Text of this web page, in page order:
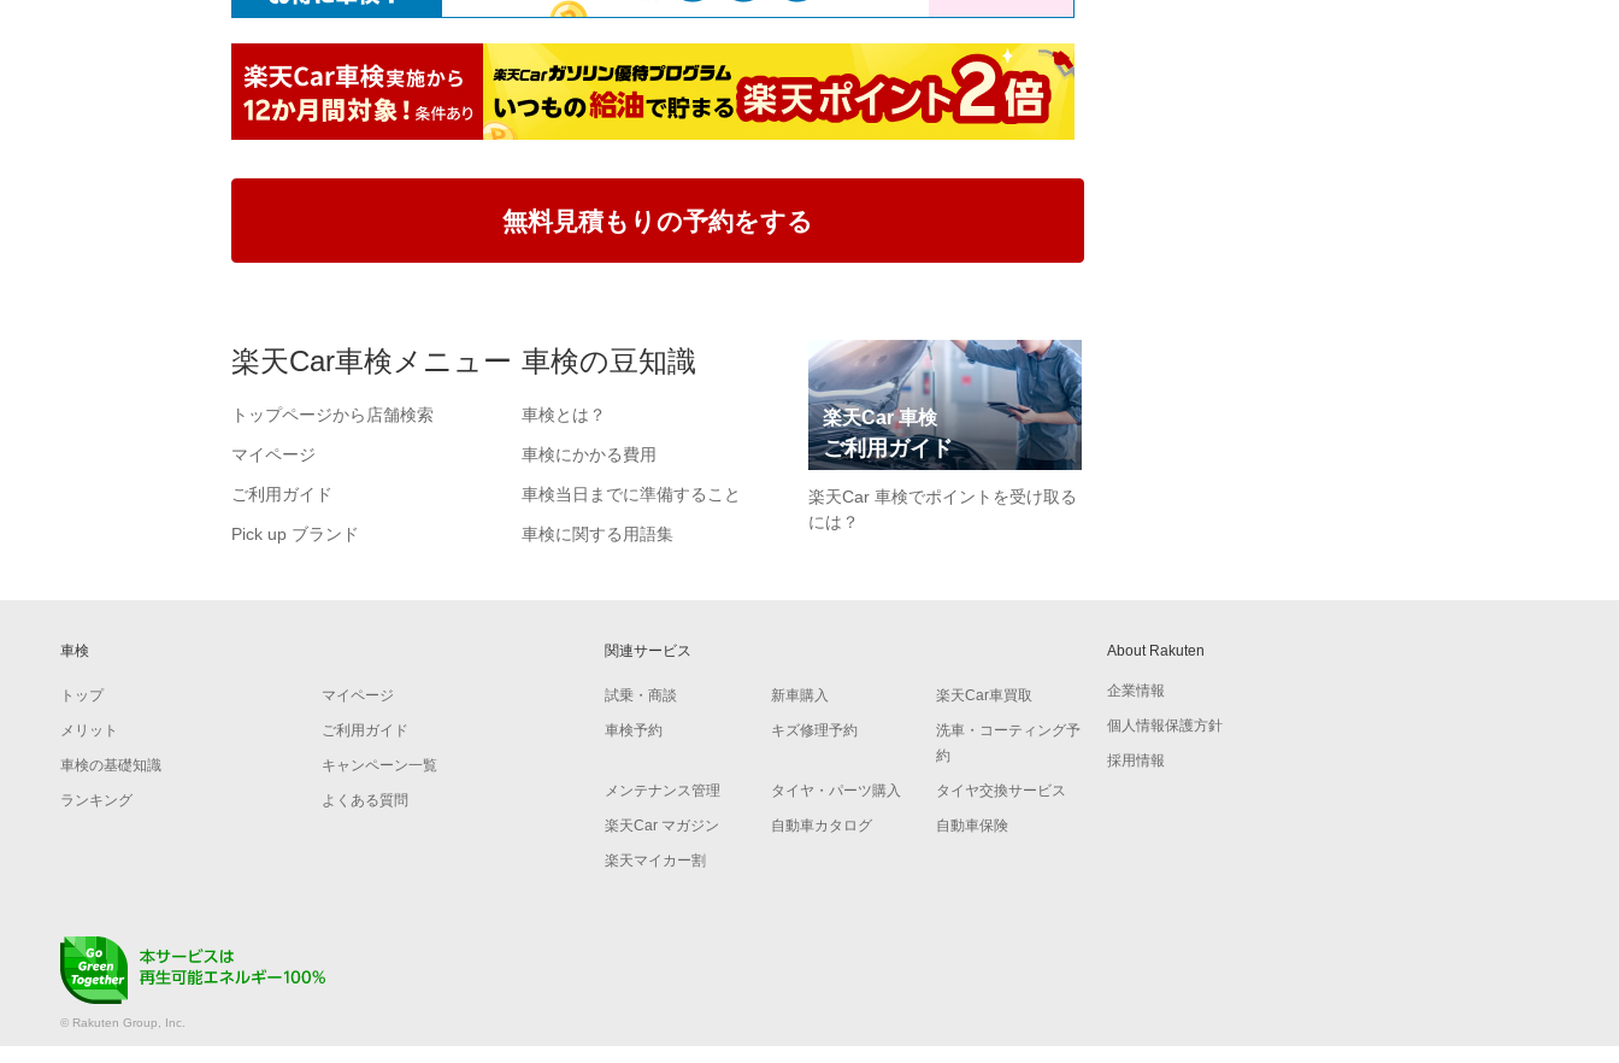
無料見積もりの予約をする
楽天Car車検メニュー
トップページから店舗検索
マイページ
ご利用ガイド
Pick up ブランド
車検の豆知識
車検とは？
車検にかかる費用
車検当日までに準備すること
車検に関する用語集
楽天Car 車検
ご利用ガイド
楽天Car 車検でポイントを受け取る
には？
車検
トップ マイページ
メリット ご利用ガイド
車検の基礎知識 キャンペーン一覧
ランキング よくある質問
関連サービス
試乗・商談 新車購入 楽天Car車買取
車検予約 キズ修理予約
洗車・コーティング予
約
メンテナンス管理 タイヤ・パーツ購入 タイヤ交換サービス
楽天Car マガジン 自動車カタログ 自動車保険
楽天マイカー割
About Rakuten
企業情報
個人情報保護方針
採用情報
© Rakuten Group, Inc.